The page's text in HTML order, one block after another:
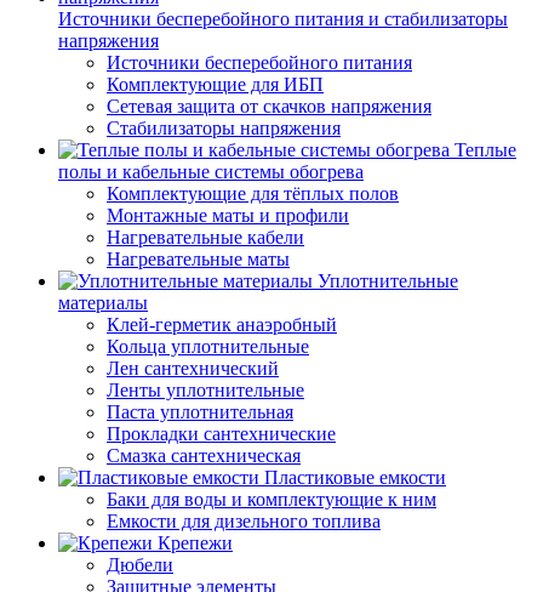
Источники бесперебойного питания и стабилизаторы
напряжения
Источники бесперебойного питания
Комплектующие для ИБП
Сетевая защита от скачков напряжения
Стабилизаторы напряжения
Теплые
полы и кабельные системы обогрева
Комплектующие для тёплых полов
Монтажные маты и профили
Нагревательные кабели
Нагревательные маты
Уплотнительные
материалы
Клей-герметик анаэробный
Кольца уплотнительные
Лен сантехнический
Ленты уплотнительные
Паста уплотнительная
Прокладки сантехнические
Смазка сантехническая
Пластиковые емкости
Баки для воды и комплектующие к ним
Емкости для дизельного топлива
Крепежи
Дюбели
Защитные элементы